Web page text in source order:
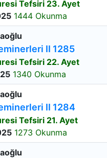
Tefsiri 23. Ayet
1444 Okunma
II 1285
Tefsiri 22. Ayet
1340 Okunma
II 1284
Tefsiri 21. Ayet
1273 Okunma